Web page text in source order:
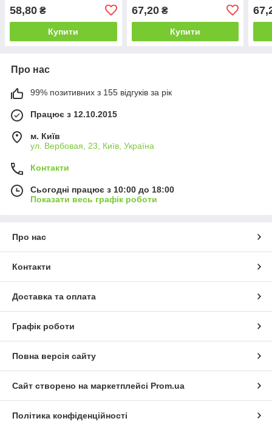
58,80 ₴
Купити
67,20₴
Купити
Про нас
99% позитивних з 155 відгуків за рік
Працює з 12.10.2015
м. Київ
ул. Вербовая, 23, Київ, Україна
Контакти
Сьогодні працює з 10:00 до 18:00
Показати весь графік роботи
Про нас
Контакти
Доставка та оплата
Графік роботи
Повна версія сайту
Сайт створено на маркетплейсі Prom.ua
Політика конфіденційності